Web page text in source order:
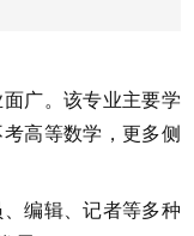
广。该专业主要学
高等数学，更多侧
编辑、记者等多种